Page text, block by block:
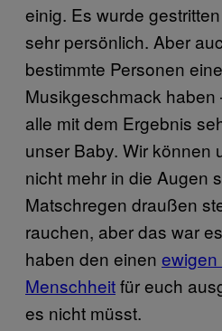
einig. Es wurde
sehr persönlich. Aber
bestimmte Personen
Musikgeschmack haben
alle mit dem Ergebnis
unser Baby. Wir können
nicht mehr in die Augen
Matschregen draußen
rauchen, aber das war
haben den einen ewigen
Menschheitfür euch
es nicht müsst.